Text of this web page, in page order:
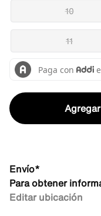
10
11
Envío*
Para obtener
Editar ubicación